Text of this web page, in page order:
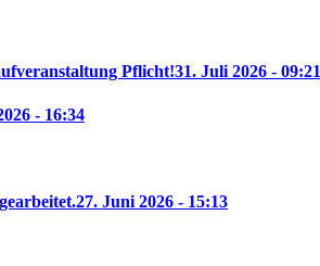
Pflicht!31. Juli 2026 - 09:21
- 16:34
27. Juni 2026 - 15:13